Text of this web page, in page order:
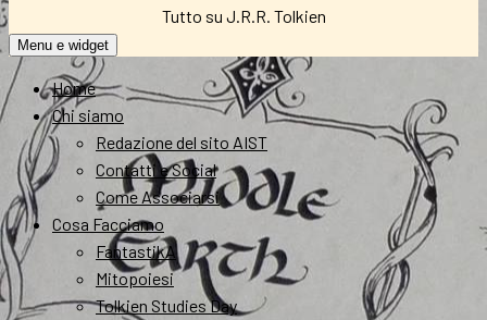
Tutto su J.R.R. Tolkien
Menu e widget
Home
Chi siamo
Redazione del sito AIST
Contatti e Social
Come Associarsi
Cosa Facciamo
FantastikA
Mitopoiesi
Tolkien Studies Day